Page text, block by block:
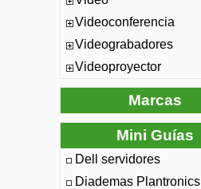
Videoconferencia
Videograbadores
Videoproyector
Marcas
Mini Guías
Dell servidores
Diademas Plantronics